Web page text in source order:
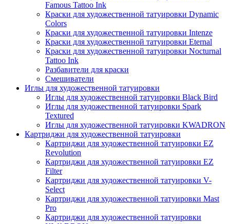
Famous Tattoo Ink
Краски для художественной татуировки Dynamic
Colors
Краски для художественной татуировки Intenze
Краски для художественной татуировки Eternal
Краски для художественной татуировки Nocturnal
Tattoo Ink
Разбавители для краски
Смешиватели
Иглы для художественной татуировки
Иглы для художественной татуировки Black Bird
Иглы для художественной татуировки Spark
Textured
Иглы для художественной татуировки KWADRON
Картриджи для художественной татуировки
Картриджи для художественной татуировки EZ
Revolution
Картриджи для художественной татуировки EZ
Filter
Картриджи для художественной татуировки V-
Select
Картриджи для художественной татуировки Mast
Pro
Картриджи для художественной татуировки